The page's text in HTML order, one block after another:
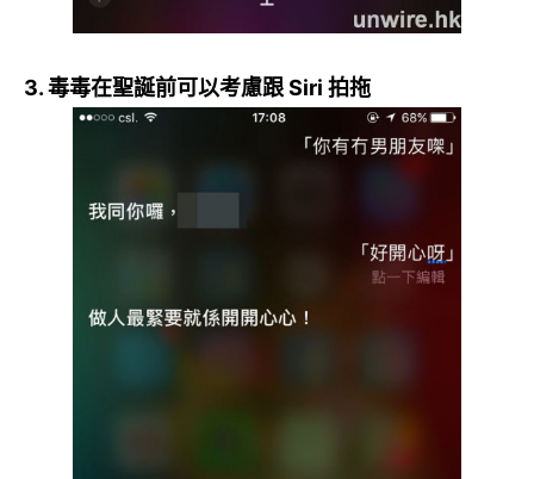
3. 毒毒在聖誕前可以考慮跟 Siri 拍拖